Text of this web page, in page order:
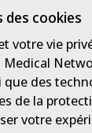
des cookies
votre vie
que des
de la
votre